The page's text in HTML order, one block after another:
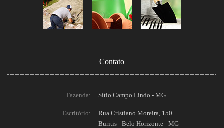
Contato
Fazenda: Sítio Campo Lindo - MG
Escritório:
Rua Cristiano Moreira, 150
Buritis - Belo Horizonte - MG